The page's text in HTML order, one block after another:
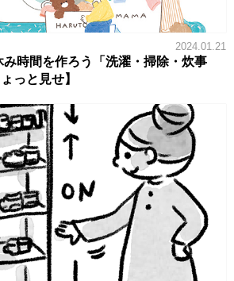
2024.01.21
時間を作ろう「洗濯・掃除・炊事
っと見せ】